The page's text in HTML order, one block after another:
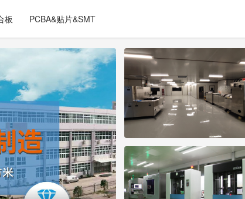
板 PCBA&贴片&SMT